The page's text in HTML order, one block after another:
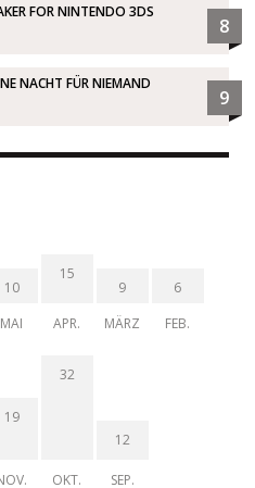
FOR NINTENDO 3DS
8
NACHT FÜR NIEMAND
9
10
MAI
15
APR.
9
MÄRZ
6
FEB.
19
32
OKT.
12
SEP.